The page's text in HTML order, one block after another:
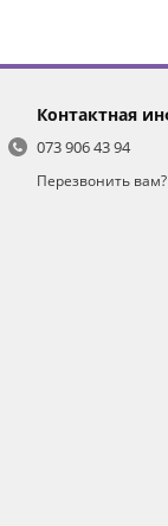
Контактная
073 906 43 94
Перезвонить вам?